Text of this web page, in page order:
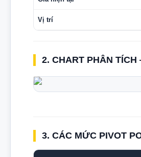
Vị trí
2. CHART PHÂN
3. CÁC MỨC PIVOT